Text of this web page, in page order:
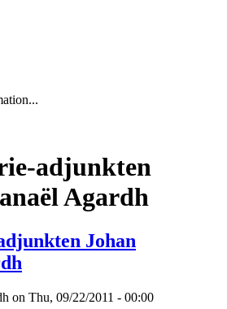
adjunkten
Agardh
Johan
on Thu, 09/22/2011 - 00:00